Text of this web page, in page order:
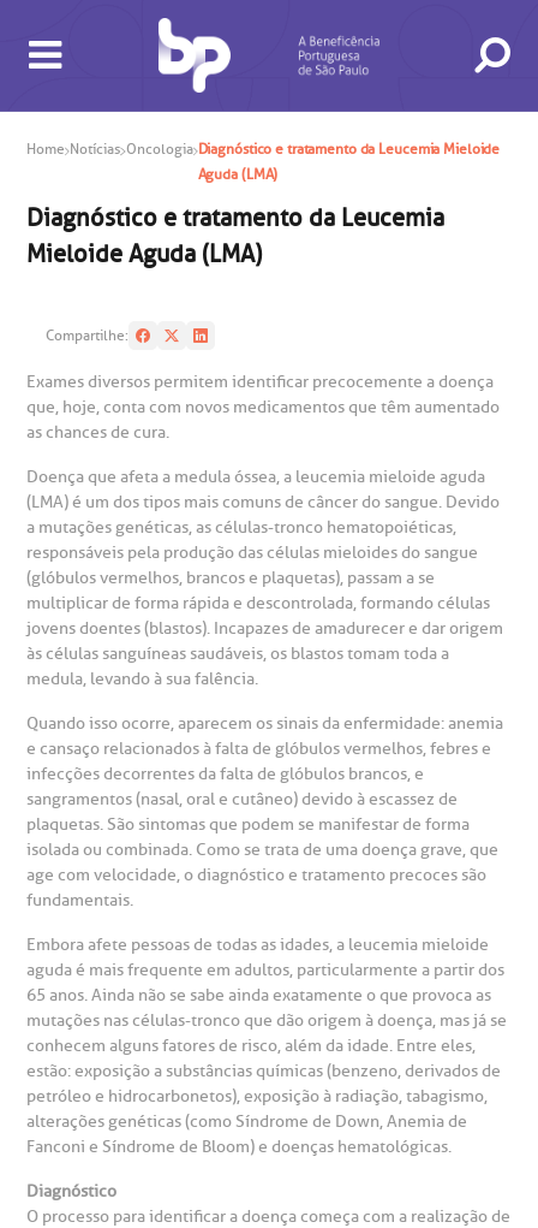
de consultas e exames
de exames
de Exames
SAC
atendimento e dos serviços prestados.
A Ouvidoria e SAC são canais para você, cliente da BP, tirar
suas dúvidas, registrar suas reclamações ou fazer elogios
relacionados ao nosso atendimento e aos nossos serviços.
Horário de atendimento: 2ª a 6ª feira das 7h às 18h
ouvidoria@bp.org.br
Fale Conosco
Hospital BP
Saiba mais
Endereço:
Rua Maestro Cardim, 769
CEP: 01323-001 | Bela Vista
São Paulo - SP
e Pesquisa
de conduta
Financeiras
social da BP
corporativa
social
Telemedicina BP
de Infarto SUS
de Visita
socorro
de cópia de prontuário médico
de orçamento particular
de veracidade de atestado
de Oncologia e Hematologia
de Excelência em Neurologia e
de Excelência em Ortopedia
especialidades
Home Notícias Oncologia Diagnóstico e tratamento da Leucemia Mieloide
Aguda (LMA)
Diagnóstico e tratamento da Leucemia
Mieloide Aguda (LMA)
Compartilhe:
Exames diversos permitem identificar precocemente a doença
que, hoje, conta com novos medicamentos que têm aumentado
as chances de cura.
Doença que afeta a medula óssea, a leucemia mieloide aguda
(LMA) é um dos tipos mais comuns de câncer do sangue. Devido
a mutações genéticas, as células-tronco hematopoiéticas,
responsáveis pela produção das células mieloides do sangue
(glóbulos vermelhos, brancos e plaquetas), passam a se
multiplicar de forma rápida e descontrolada, formando células
jovens doentes (blastos). Incapazes de amadurecer e dar origem
às células sanguíneas saudáveis, os blastos tomam toda a
medula, levando à sua falência.
Quando isso ocorre, aparecem os sinais da enfermidade: anemia
e cansaço relacionados à falta de glóbulos vermelhos, febres e
infecções decorrentes da falta de glóbulos brancos, e
sangramentos (nasal, oral e cutâneo) devido à escassez de
plaquetas. São sintomas que podem se manifestar de forma
isolada ou combinada. Como se trata de uma doença grave, que
age com velocidade, o diagnóstico e tratamento precoces são
fundamentais.
Embora afete pessoas de todas as idades, a leucemia mieloide
aguda é mais frequente em adultos, particularmente a partir dos
65 anos. Ainda não se sabe ainda exatamente o que provoca as
mutações nas células-tronco que dão origem à doença, mas já se
conhecem alguns fatores de risco, além da idade. Entre eles,
estão: exposição a substâncias químicas (benzeno, derivados de
petróleo e hidrocarbonetos), exposição à radiação, tabagismo,
alterações genéticas (como Síndrome de Down, Anemia de
Fanconi e Síndrome de Bloom) e doenças hematológicas.
Diagnóstico
O processo para identificar a doença começa com a realização de